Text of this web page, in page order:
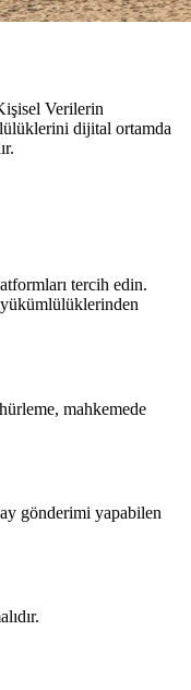
Verilerin
dijital ortamda
tercih edin.
mahkemede
gönderimi yapabilen